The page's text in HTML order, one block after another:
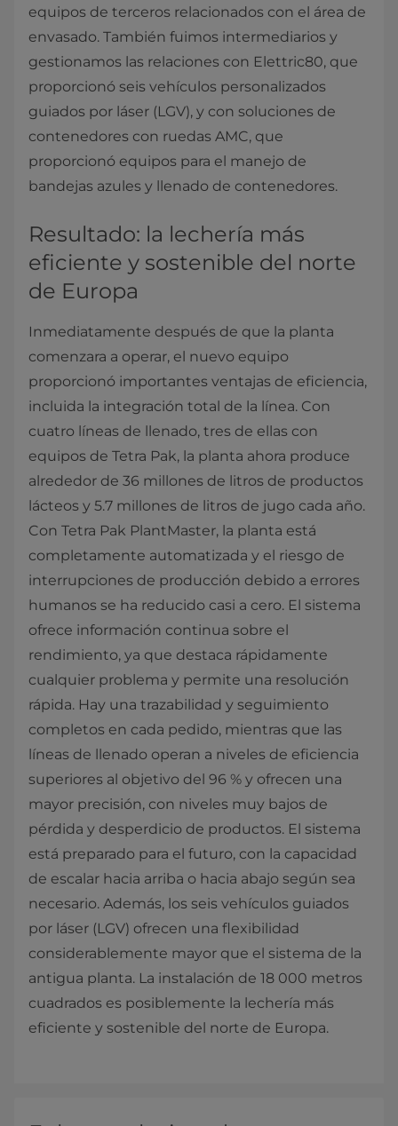
equipos de terceros relacionados con el área de
envasado. También fuimos intermediarios y
gestionamos las relaciones con Elettric80, que
proporcionó seis vehículos personalizados
guiados por láser (LGV), y con soluciones de
contenedores con ruedas AMC, que
proporcionó equipos para el manejo de
bandejas azules y llenado de contenedores.
Resultado: la lechería más
eficiente y sostenible del norte
de Europa
Inmediatamente después de que la planta
comenzara a operar, el nuevo equipo
proporcionó importantes ventajas de eficiencia,
incluida la integración total de la línea. Con
cuatro líneas de llenado, tres de ellas con
equipos de Tetra Pak, la planta ahora produce
alrededor de 36 millones de litros de productos
lácteos y 5.7 millones de litros de jugo cada año.
Con Tetra Pak PlantMaster, la planta está
completamente automatizada y el riesgo de
interrupciones de producción debido a errores
humanos se ha reducido casi a cero. El sistema
ofrece información continua sobre el
rendimiento, ya que destaca rápidamente
cualquier problema y permite una resolución
rápida. Hay una trazabilidad y seguimiento
completos en cada pedido, mientras que las
líneas de llenado operan a niveles de eficiencia
superiores al objetivo del 96 % y ofrecen una
mayor precisión, con niveles muy bajos de
pérdida y desperdicio de productos. El sistema
está preparado para el futuro, con la capacidad
de escalar hacia arriba o hacia abajo según sea
necesario. Además, los seis vehículos guiados
por láser (LGV) ofrecen una flexibilidad
considerablemente mayor que el sistema de la
antigua planta. La instalación de 18 000 metros
cuadrados es posiblemente la lechería más
eficiente y sostenible del norte de Europa.